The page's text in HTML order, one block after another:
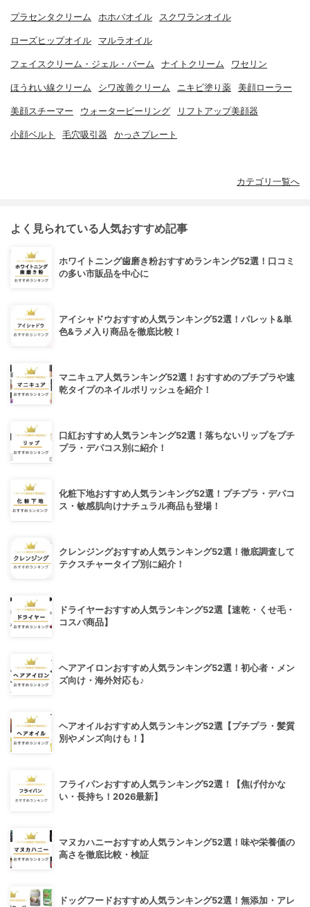
プラセンタクリーム ホホバオイル スクワランオイル
ローズヒップオイル マルラオイル
フェイスクリーム・ジェル・バーム ナイトクリーム ワセリン
ほうれい線クリーム シワ改善クリーム ニキビ塗り薬 美顔ローラー
美顔スチーマー ウォーターピーリング リフトアップ美顔器
小顔ベルト 毛穴吸引器 かっさプレート
カテゴリ一覧へ
よく見られている人気おすすめ記事
ホワイトニング歯磨き粉おすすめランキング52選！口コミ
の多い市販品を中心に
アイシャドウおすすめ人気ランキング52選！パレット&単
色&ラメ入り商品を徹底比較！
マニキュア人気ランキング52選！おすすめのプチプラや速
乾タイプのネイルポリッシュを紹介！
口紅おすすめ人気ランキング52選！落ちないリップをプチ
プラ・デパコス別に紹介！
化粧下地おすすめ人気ランキング52選！プチプラ・デパコ
ス・敏感肌向けナチュラル商品も登場！
クレンジングおすすめ人気ランキング52選！徹底調査して
テクスチャータイプ別に紹介！
ドライヤーおすすめ人気ランキング52選【速乾・くせ毛・
コスパ商品】
ヘアアイロンおすすめ人気ランキング52選！初心者・メン
ズ向け・海外対応も♪
ヘアオイルおすすめ人気ランキング52選【プチプラ・髪質
別やメンズ向けも！】
フライパンおすすめ人気ランキング52選！【焦げ付かな
い・長持ち！2026最新】
マヌカハニーおすすめ人気ランキング52選！味や栄養価の
高さを徹底比較・検証
ドッグフードおすすめ人気ランキング52選！無添加・アレ